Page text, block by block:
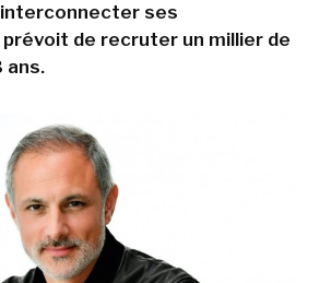
ses
de recruter un millier de
ans.